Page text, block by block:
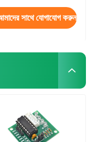
সাথে যোগাযোগ করুন